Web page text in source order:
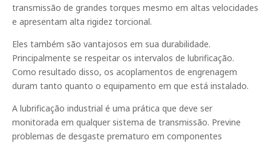
transmissão de grandes torques mesmo em altas velocidades
e apresentam alta rigidez torcional.
Eles também são vantajosos em sua durabilidade.
Principalmente se respeitar os intervalos de lubrificação.
Como resultado disso, os acoplamentos de engrenagem
duram tanto quanto o equipamento em que está instalado.
A lubrificação industrial é uma prática que deve ser
monitorada em qualquer sistema de transmissão. Previne
problemas de desgaste prematuro em componentes